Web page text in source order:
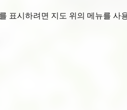
표시하려면 지도 위의 메뉴를 사